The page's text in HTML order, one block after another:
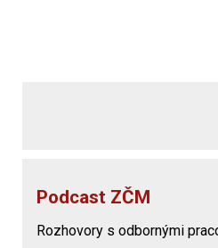
Podcast ZČM
Rozhovory s odbornými